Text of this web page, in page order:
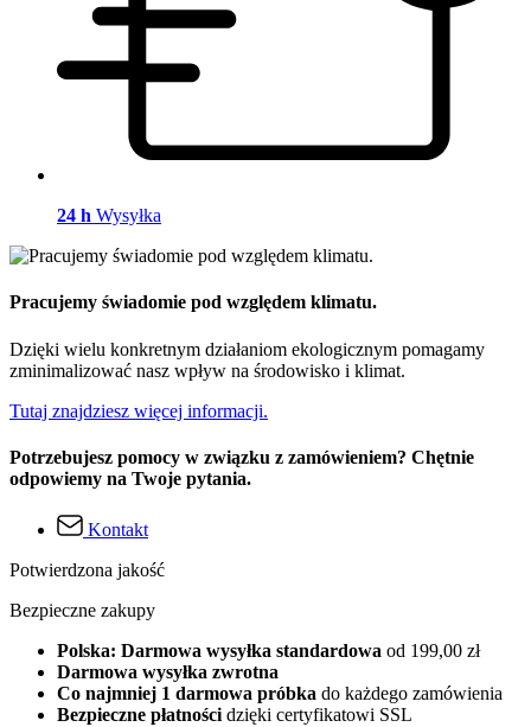
24 h Wysyłka
Pracujemy świadomie pod względem klimatu.
Dzięki wielu konkretnym działaniom ekologicznym pomagamy
zminimalizować nasz wpływ na środowisko i klimat.
Tutaj znajdziesz więcej informacji.
Potrzebujesz pomocy w związku z zamówieniem? Chętnie
odpowiemy na Twoje pytania.
Kontakt
Potwierdzona jakość
Bezpieczne zakupy
Polska: Darmowa wysyłka standardowa od 199,00 zł
Darmowa wysyłka zwrotna
Co najmniej 1 darmowa próbka do każdego zamówienia
Bezpieczne płatności dzięki certyfikatowi SSL